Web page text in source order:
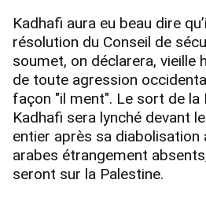
Kadhafi aura eu beau dire
résolution du Conseil de
soumet, on déclarera, vieille
de toute agression
façon "il ment". Le sort de la
Kadhafi sera lynché devant
entier après sa diabolisation
arabes étrangement
seront sur la Palestine.